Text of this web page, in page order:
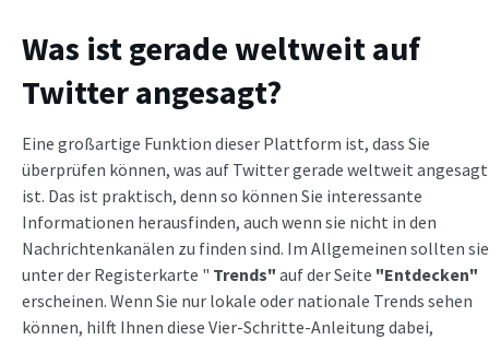
Was ist gerade weltweit auf
Twitter angesagt?
Eine großartige Funktion dieser Plattform ist, dass Sie
überprüfen können, was auf Twitter gerade weltweit angesagt
ist. Das ist praktisch, denn so können Sie interessante
Informationen herausfinden, auch wenn sie nicht in den
Nachrichtenkanälen zu finden sind. Im Allgemeinen sollten sie
unter der Registerkarte " Trends" auf der Seite "Entdecken"
erscheinen. Wenn Sie nur lokale oder nationale Trends sehen
können, hilft Ihnen diese Vier-Schritte-Anleitung dabei,